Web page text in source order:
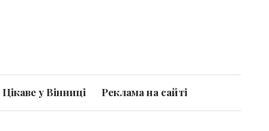
Цікаве у Вінниці Реклама на сайті